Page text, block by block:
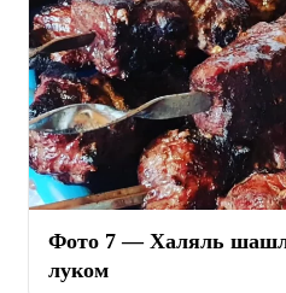
Фото 7 — Халяль
луком